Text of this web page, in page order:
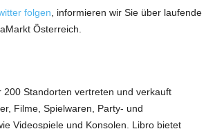
folgen , informieren wir Sie über laufende
Österreich.
200 Standorten vertreten und verkauft
Filme, Spielwaren, Party- und
Videospiele und Konsolen. Libro bietet